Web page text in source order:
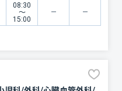
08:30
〜
15:00